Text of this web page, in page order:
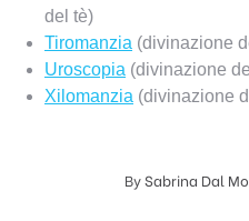
del tè)
Tiromanzia (divinazione
Uroscopia (divinazione
Xilomanzia (divinazione
BySabrina Dal